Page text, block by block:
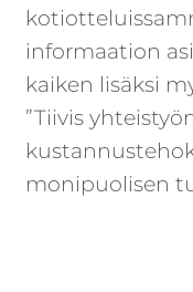
informaation
kaiken lisäksi
”Tiivis
monipuolisen